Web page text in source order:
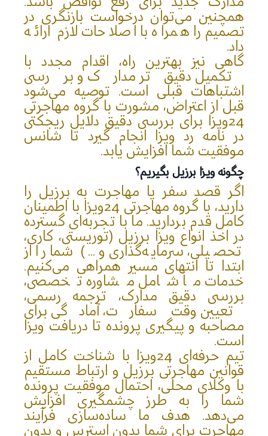
همچنین می‌توان درخواست بازنگری در
تصمیم را همراه با اصلاحات لازم ارائه
داد.
گاهی نیز بهترین راه، اقدام مجدد با
تکمیل دقیق‌تر مدارک و بررسی
اشتباهات قبلی است. توصیه می‌شود
قبل از اعتراض، مشورت با گروه مهاجرتی
24ویزا برای بررسی دقیق دلایل ریجکتی
در نامه رد ویزا انجام گیرد تا شانس
موفقیت شما افزایش یابد.
چگونه ویزا برزیل بگیریم؟
اگر قصد سفر یا مهاجرت به برزیل را
دارید، با گروه مهاجرتی 24ویزا با اطمینان
کامل قدم بردارید. ما با تجربه‌ای گسترده
در اخذ انواع ویزا برزیل (توریستی، کاری،
تحصیلی، سرمایه‌گذاری و ...) شما را از
ابتدا تا انتهای مسیر همراهی می‌کنیم.
خدمات ما شامل مشاوره تخصصی،
بررسی دقیق مدارک، ترجمه رسمی،
تعیین وقت سفارت، آمادگی برای
مصاحبه و پیگیری پرونده تا دریافت ویزا
است.
تیم حرفه‌ای 24ویزا با شناخت کامل از
قوانین مهاجرتی برزیل و ارتباط مستقیم
با وکلای محلی، احتمال موفقیت پرونده
شما را به طرز چشمگیری افزایش
می‌دهد. هدف ما ساده‌سازی فرآیند
مهاجرت برای شما بدون استرس و بدون